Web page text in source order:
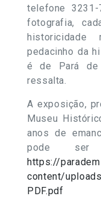
telefone 3231-
fotografia,
pedacinho da
é de Pará de
ressalta.
A exposição,
Museu
anos de
pode ser
https://
content/
PDF.pdf